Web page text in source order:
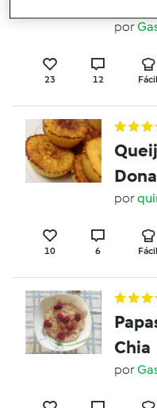
por
23 12 Fácil
por
10 6 Fácil
Chia
por